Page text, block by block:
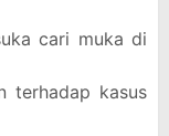
cari muka di
terhadap kasus